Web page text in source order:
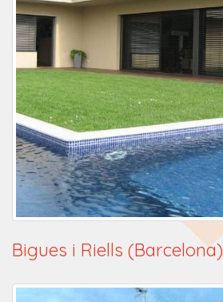
Bigues i Riells (Barcelona)